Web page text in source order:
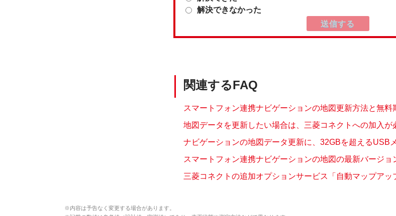
解決できなかった
関連するFAQ
スマートフォン連携ナビゲーションの地図更新方法と無料
地図データを更新したい場合は、三菱コネクトへの加入が
ナビゲーションの地図データ更新に、32GBを超えるUSB
スマートフォン連携ナビゲーションの地図の最新バージョ
三菱コネクトの追加オプションサービス「自動マップアッ
※内容は予告なく変更する場合があります。